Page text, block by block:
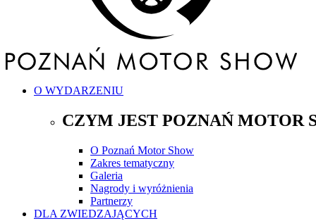
O WYDARZENIU
CZYM JEST POZNAŃ MOTOR
O Poznań Motor Show
Zakres tematyczny
Galeria
Nagrody i wyróżnienia
Partnerzy
DLA ZWIEDZAJĄCYCH